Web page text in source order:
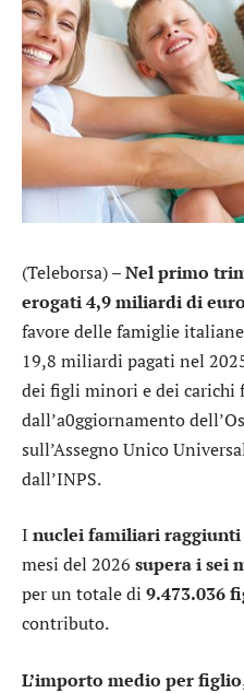
(Teleborsa) –Nel primo
erogati 4,9 miliardi di
favore delle famiglie
19,8 miliardi pagati nel
dei figli minori e dei carichi
dall’a0ggiornamento
sull’Assegno Unico
dall’INPS.
I nuclei familiari raggiunti
mesi del 2026 supera i sei
per un totale di 9.473.036
contributo.
L’importo medio per figlio